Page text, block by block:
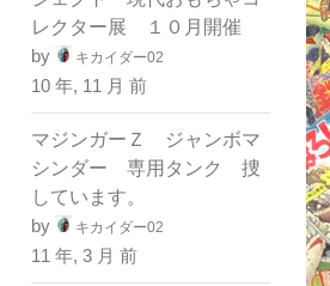
レクター展 １０月開催
by
キカイダー02
10 年, 11 月 前
マジンガーＺ ジャンボマ
シンダー 専用タンク 捜
しています。
by
キカイダー02
11 年, 3 月 前